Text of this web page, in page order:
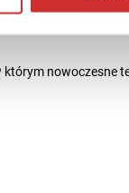
– pełną kontrolę
nowoczesne